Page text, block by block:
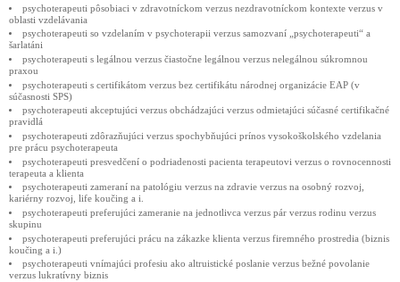
psychoterapeuti pôsobiaci v zdravotníckom verzus nezdravotníckom kontexte verzus v
oblasti vzdelávania
psychoterapeuti so vzdelaním v psychoterapii verzus samozvaní „psychoterapeuti“ a
šarlatáni
psychoterapeuti s legálnou verzus čiastočne legálnou verzus nelegálnou súkromnou
praxou
psychoterapeuti s certifikátom verzus bez certifikátu národnej organizácie EAP (v
súčasnosti SPS)
psychoterapeuti akceptujúci verzus obchádzajúci verzus odmietajúci súčasné certifikačné
pravidlá
psychoterapeuti zdôrazňujúci verzus spochybňujúci prínos vysokoškolského vzdelania
pre prácu psychoterapeuta
psychoterapeuti presvedčení o podriadenosti pacienta terapeutovi verzus o rovnocennosti
terapeuta a klienta
psychoterapeuti zameraní na patológiu verzus na zdravie verzus na osobný rozvoj,
kariérny rozvoj, life koučing a i.
psychoterapeuti preferujúci zameranie na jednotlivca verzus pár verzus rodinu verzus
skupinu
psychoterapeuti preferujúci prácu na zákazke klienta verzus firemného prostredia (biznis
koučing a i.)
psychoterapeuti vnímajúci profesiu ako altruistické poslanie verzus bežné povolanie
verzus lukratívny biznis